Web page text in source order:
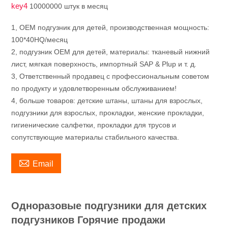
key4 10000000 штук в месяц
1, OEM подгузник для детей, производственная мощность:
100*40HQ/месяц
2, подгузник OEM для детей, материалы: тканевый нижний
лист, мягкая поверхность, импортный SAP & Plup и т. д.
3, Ответственный продавец с профессиональным советом
по продукту и удовлетворенным обслуживанием!
4, больше товаров: детские штаны, штаны для взрослых,
подгузники для взрослых, прокладки, женские прокладки,
гигиенические салфетки, прокладки для трусов и
сопутствующие материалы стабильного качества.
 Email
Одноразовые подгузники для детских
подгузников Горячие продажи